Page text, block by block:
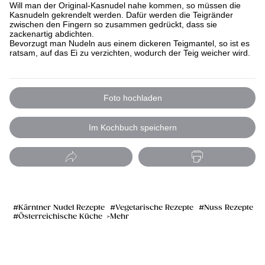
Will man der Original-Kasnudel nahe kommen, so müssen die
Kasnudeln gekrendelt werden. Dafür werden die Teigränder
zwischen den Fingern so zusammen gedrückt, dass sie
zackenartig abdichten.
Bevorzugt man Nudeln aus einem dickeren Teigmantel, so ist es
ratsam, auf das Ei zu verzichten, wodurch der Teig weicher wird.
Foto hochladen
Im Kochbuch speichern
Kärntner Nudel Rezepte Vegetarische Rezepte
Nuss Rezepte
Österreichische Küche
Mehr